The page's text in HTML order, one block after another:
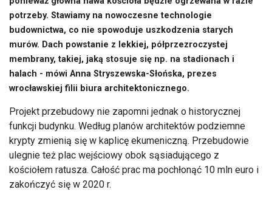
potrzeby. Stawiamy na nowoczesne technologie
budownictwa, co nie spowoduje uszkodzenia starych
murów. Dach powstanie z lekkiej, półprzezroczystej
membrany, takiej, jaką stosuje się np. na stadionach i
halach - mówi Anna Stryszewska-Słońska, prezes
wrocławskiej filii biura architektonicznego.
Projekt przebudowy nie zapomni jednak o historycznej
funkcji budynku. Według planów architektów podziemne
krypty zmienią się w kaplicę ekumeniczną. Przebudowie
ulegnie też plac wejściowy obok sąsiadującego z
kościołem ratusza. Całość prac ma pochłonąć 10 mln euro i
zakończyć się w 2020 r.